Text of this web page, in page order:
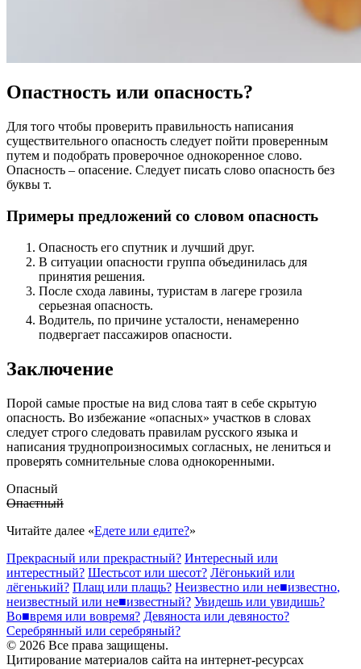
Опастность или опасность?
Для того чтобы проверить правильность написания
существительного опасность следует пойти проверенным
путем и подобрать проверочное однокоренное слово.
Опасность – опасение. Следует писать слово опасность без
буквы т.
Примеры предложений со словом опасность
Опасность его спутник и лучший друг.
В ситуации опасности группа объединилась для
принятия решения.
После схода лавины, туристам в лагере грозила
серьезная опасность.
Водитель, по причине усталости, ненамеренно
подвергает пассажиров опасности.
Заключение
Порой самые простые на вид слова таят в себе скрытую
опасность. Во избежание «опасных» участков в словах
следует строго следовать правилам русского языка и
написания труднопроизносимых согласных, не лениться и
проверять сомнительные слова однокоренными.
Опасный
Опастный
Читайте далее «Едете или едите?»
Прекрасный или прекрастный? Интересный или
интерестный? Шестьсот или шесот? Лёгонький или
лёгенький? Плащ или плащь? Неизвестно или не■известно,
неизвестный или не■известный? Увидешь или увидишь?
Во■время или вовремя? Девяноста или девяносто?
Серебрянный или серебряный?
© 2026 Все права защищены.
Цитирование материалов сайта на интернет-ресурсах